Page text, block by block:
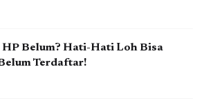
Belum? Hati-Hati Loh Bisa
Terdaftar!